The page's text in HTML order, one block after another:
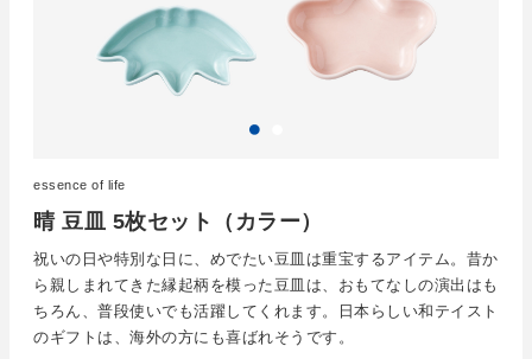
晴 豆皿 5枚セット（カラー）
essence of life
祝いの日や特別な日に、めでたい豆皿は重宝するアイテム。昔か
ら親しまれてきた縁起柄を模った豆皿は、おもてなしの演出はも
ちろん、普段使いでも活躍してくれます。日本らしい和テイスト
のギフトは、海外の方にも喜ばれそうです。